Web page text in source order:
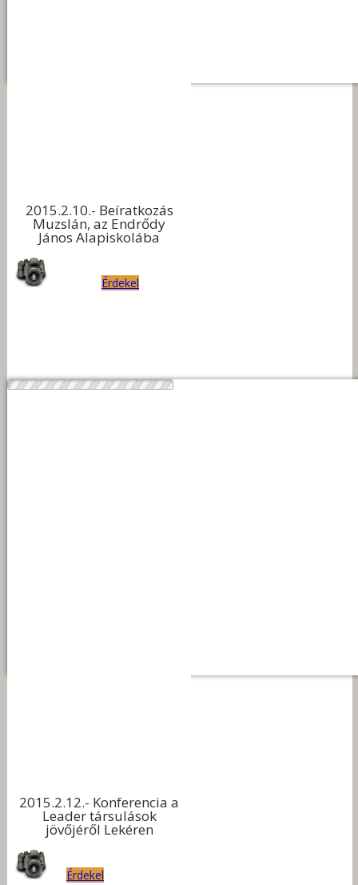
2015.2.10.- Beíratkozás
Muzslán, az Endrődy
János Alapiskolába
Érdekel
2015.2.12.- Konferencia a
Leader társulások
jövőjéről Lekéren
Érdekel